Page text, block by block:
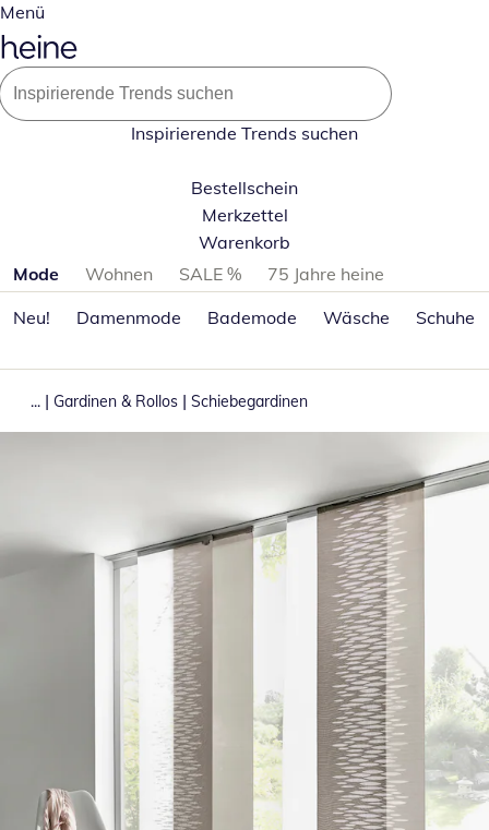
Menü
Inspirierende Trends suchen
Bestellschein
Merkzettel
Warenkorb
Produktkategorien überspringen
Mode Wohnen SALE %
75 Jahre heine
Neu!
Damenmode Bademode Wäsche Schuhe
... | Gardinen & Rollos | Schiebegardinen